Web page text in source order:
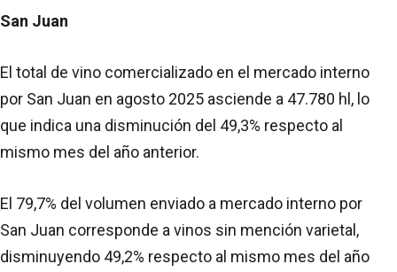
San Juan
El total de vino comercializado en el mercado interno
por San Juan en agosto 2025 asciende a 47.780 hl, lo
que indica una disminución del 49,3% respecto al
mismo mes del año anterior.
El 79,7% del volumen enviado a mercado interno por
San Juan corresponde a vinos sin mención varietal,
disminuyendo 49,2% respecto al mismo mes del año